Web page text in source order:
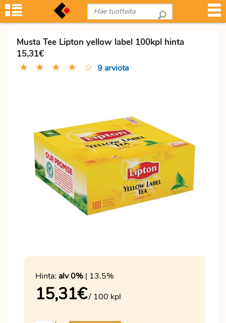
Musta Tee Lipton yellow label 100kpl hinta
15,31€
★ ★ ★ ★ ☆ 9 arviota
Hinta: alv 0% | 13.5%
15,31€/ 100 kpl